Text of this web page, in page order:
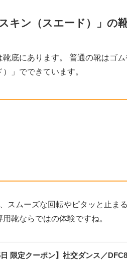
キン（スエード）」の
底にあります。 普通の靴はゴ
」でできています。
スムーズな回転やピタッと止ま
靴ならではの体験ですね。
日 限定クーポン】社交ダンス／